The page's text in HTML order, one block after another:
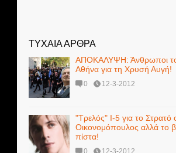
ΤΥΧΑΙΑ ΑΡΘΡΑ
ΑΠΟΚΑΛΥΨΗ: Άνθρωποι
Αθήνα για τη Χρυσή Αυγή!
0 12-3-2012
"Τρελός" Ι-5 για το Στρατό
Οικονομόπουλος αλλά το
πίστα!
0 12-3-2012